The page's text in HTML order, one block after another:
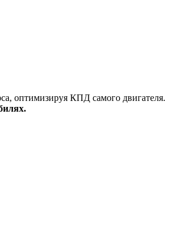
оптимизируя КПД самого двигателя.